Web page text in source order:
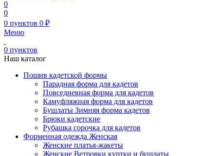
0
0
0 пунктов 0 ₽
Меню
0 пунктов
Наш каталог
Пошив кадетской формы
Парадная форма для кадетов
Повседневная форма для кадетов
Камуфляжная форма для кадетов
Бушлаты Зимняя форма кадетов
Брюки кадетские
Рубашка сорочка для кадетов
Форменная одежда Женская
Женские платья-жакеты
Женские Ветровки куртки и бушлаты